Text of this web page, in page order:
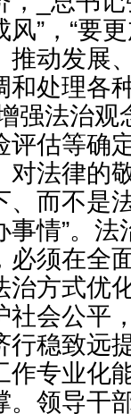
”，“要
推动发展
和处理各
强法治
估等确
对法律的
、而不是
事情”。
必须在全
治方式优
社会公平
行稳致远
作专业化
。领导干